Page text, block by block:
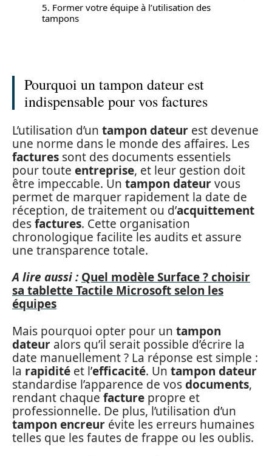
5. Former votre équipe à l’utilisation des
tampons
Pourquoi un tampon dateur est
indispensable pour vos factures
L’utilisation d’un tampon dateur est devenue
une norme dans le monde des affaires. Les
factures sont des documents essentiels
pour toute entreprise, et leur gestion doit
être impeccable. Un tampon dateurvous
permet de marquer rapidement la date de
réception, de traitement ou d’acquittement
desfactures. Cette organisation
chronologique facilite les audits et assure
une transparence totale.
A lire aussi : Quel modèle Surface ? choisir
sa tablette Tactile Microsoft selon les
équipes
Mais pourquoi opter pour un tampon
dateur alors qu’il serait possible d’écrire la
date manuellement ? La réponse est simple :
la rapidité et l’efficacité. Un tampon dateur
standardise l’apparence de vosdocuments,
rendant chaque facture propre et
professionnelle. De plus, l’utilisation d’un
tampon encreur évite les erreurs humaines
telles que les fautes de frappe ou les oublis.